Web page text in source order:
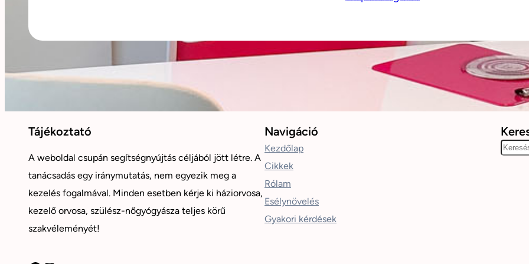
Tájékoztató
A weboldal csupán segítségnyújtás céljából jött létre. A
tanácsadás egy iránymutatás, nem egyezik meg a
kezelés fogalmával. Minden esetben kérje ki háziorvosa,
kezelő orvosa, szülész-nőgyógyásza teljes körű
szakvéleményét!
Navigáció
Kezdőlap
Cikkek
Rólam
Esélynövelés
Gyakori kérdések
K